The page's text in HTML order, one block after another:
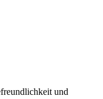
und